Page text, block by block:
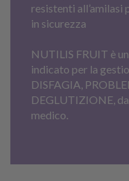
resistenti all’amilasi
in sicurezza
NUTILIS FRUIT è
indicato per la
DISFAGIA,
DEGLUTIZIONE,
medico.